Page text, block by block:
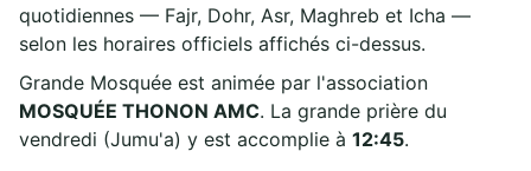
quotidiennes — Fajr, Dohr, Asr, Maghreb et Icha —
selon les horaires officiels affichés ci-dessus.
Grande Mosquée est animée par l'association
MOSQUÉE THONON AMC. La grande prière du
vendredi (Jumu'a) y est accomplie à 12:45.